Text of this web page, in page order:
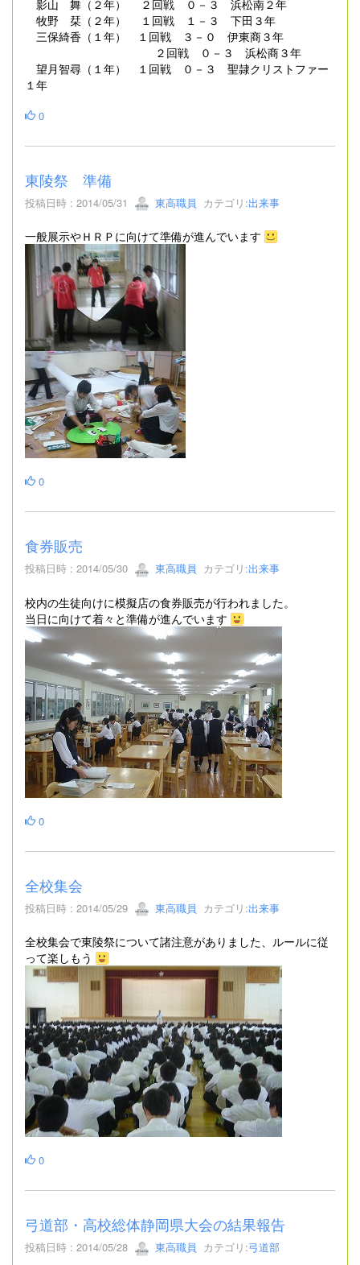
影山 舞（２年） ２回戦 ０－３ 浜松南２年
牧野 栞（２年） １回戦 １－３ 下田３年
三保綺香（１年） １回戦 ３－０ 伊東商３年
２回戦 ０－３ 浜松商３年
望月智尋（１年） １回戦 ０－３ 聖隷クリストファー
１年
0
東陵祭 準備
投稿日時 : 2014/05/31 東高職員 カテゴリ:出来事
一般展示やＨＲＰに向けて準備が進んでいます
0
食券販売
投稿日時 : 2014/05/30 東高職員 カテゴリ:出来事
校内の生徒向けに模擬店の食券販売が行われました。
当日に向けて着々と準備が進んでいます
0
全校集会
投稿日時 : 2014/05/29 東高職員 カテゴリ:出来事
全校集会で東陵祭について諸注意がありました、ルールに従
って楽しもう
0
弓道部・高校総体静岡県大会の結果報告
投稿日時 : 2014/05/28 東高職員 カテゴリ:弓道部